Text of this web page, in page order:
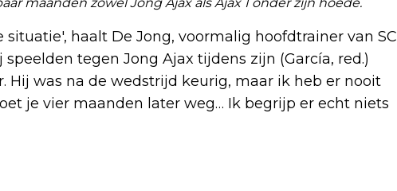
haalt De Jong, voormalig hoofdtrainer van SC
tegen Jong Ajax tijdens zijn (García, red.)
Hij was na de wedstrijd keurig, maar ik heb er nooit
je vier maanden later weg… Ik begrijp er echt niets